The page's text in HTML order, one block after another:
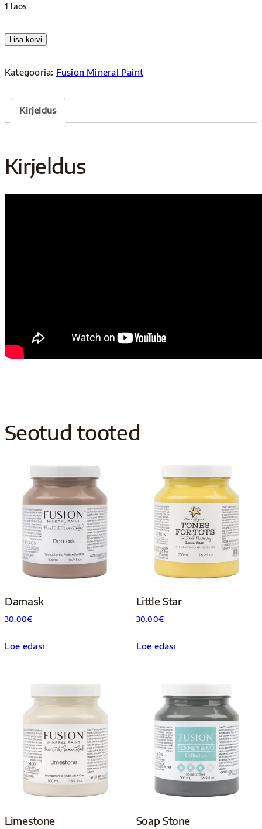
1 laos
Cambridge
Lisa korvi
Kategooria: Fusion Mineral Paint
Kirjeldus
Kirjeldus
Seotud tooted
Damask
30.00€
Loe edasi
Little Star
30.00€
Loe edasi
Limestone Soap Stone